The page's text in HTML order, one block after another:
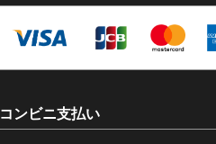
コンビニ支払い